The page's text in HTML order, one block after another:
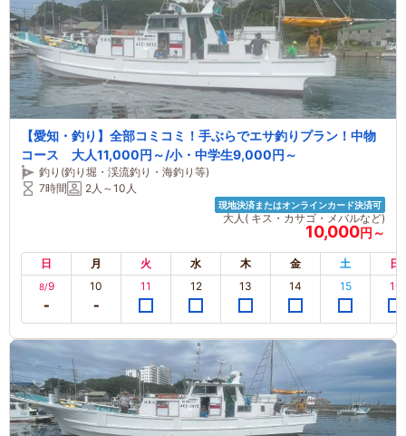
【愛知・釣り】全部コミコミ！手ぶらでエサ釣りプラン！中物
コース 大人11,000円～/小・中学生9,000円～
釣り(釣り堀・渓流釣り・海釣り等)
7時間
2人～10人
現地決済またはオンラインカード決済可
大人( キス・カサゴ・メバルなど)
10,000円～
日 月 火 水 木 金 土 日
8/9 10 11 12 13 14 15 16